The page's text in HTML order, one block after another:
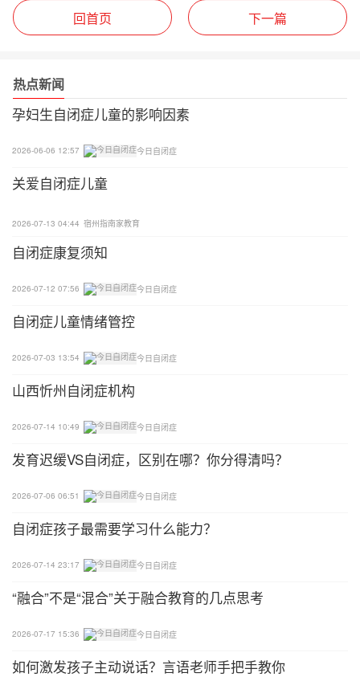
回首页 下一篇
热点新闻
孕妇生自闭症儿童的影响因素
2026-06-06 12:57 今日自闭症
关爱自闭症儿童
2026-07-13 04:44 宿州指南家教育
自闭症康复须知
2026-07-12 07:56 今日自闭症
自闭症儿童情绪管控
2026-07-03 13:54 今日自闭症
山西忻州自闭症机构
2026-07-14 10:49 今日自闭症
发育迟缓VS自闭症，区别在哪？你分得清吗？
2026-07-06 06:51 今日自闭症
自闭症孩子最需要学习什么能力？
2026-07-14 23:17 今日自闭症
“融合”不是“混合”关于融合教育的几点思考
2026-07-17 15:36 今日自闭症
如何激发孩子主动说话？言语老师手把手教你